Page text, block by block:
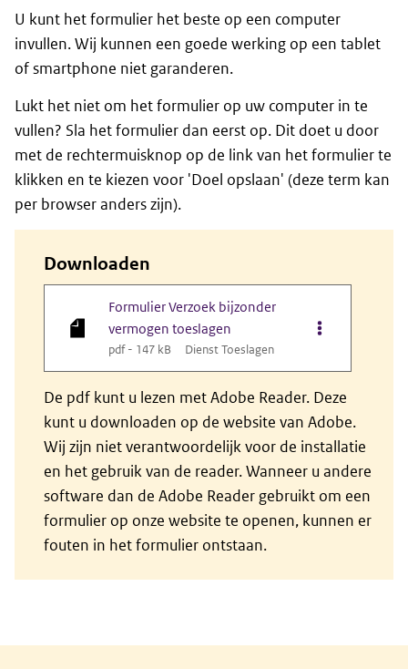
U kunt het formulier het beste op een computer
invullen. Wij kunnen een goede werking op een tablet
of smartphone niet garanderen.
Lukt het niet om het formulier op uw computer in te
vullen? Sla het formulier dan eerst op. Dit doet u door
met de rechtermuisknop op de link van het formulier te
klikken en te kiezen voor 'Doel opslaan' (deze term kan
per browser anders zijn).
Downloaden
Formulier Verzoek bijzonder
vermogen toeslagen
pdf - 147 kB Dienst Toeslagen
Opties van
De pdf kunt u lezen met Adobe Reader. Deze
kunt u downloaden op de website van Adobe.
Wij zijn niet verantwoordelijk voor de installatie
en het gebruik van de reader. Wanneer u andere
software dan de Adobe Reader gebruikt om een
formulier op onze website te openen, kunnen er
fouten in het formulier ontstaan.